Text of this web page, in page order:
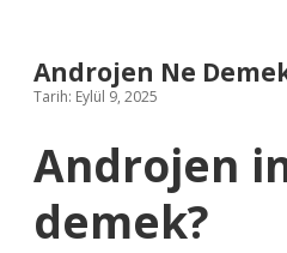
Androjen Ne
Tarih: Eylül 9, 2025
Androjen
demek?